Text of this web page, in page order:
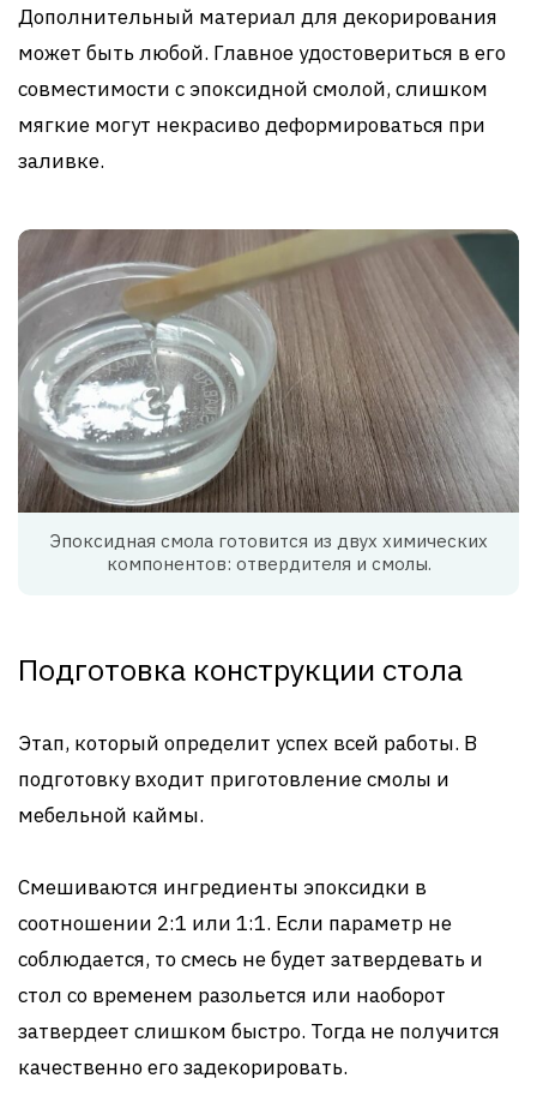
Дополнительный материал для декорирования
может быть любой. Главное удостовериться в его
совместимости с эпоксидной смолой, слишком
мягкие могут некрасиво деформироваться при
заливке.
Эпоксидная смола готовится из двух химических
компонентов: отвердителя и смолы.
Подготовка конструкции стола
Этап, который определит успех всей работы. В
подготовку входит приготовление смолы и
мебельной каймы.
Смешиваются ингредиенты эпоксидки в
соотношении 2:1 или 1:1. Если параметр не
соблюдается, то смесь не будет затвердевать и
стол со временем разольется или наоборот
затвердеет слишком быстро. Тогда не получится
качественно его задекорировать.